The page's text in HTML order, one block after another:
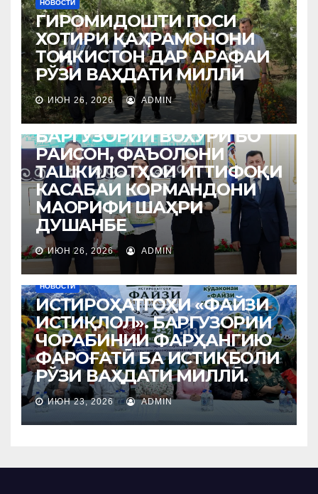
НОВОСТИ
ГИРОМИДОШТИ ПОСИ
ХОТИРИ ҚАҲРАМОНОНИ
ТОҶИКИСТОН ДАР АРАФАИ
РЎЗИ ВАҲДАТИ МИЛЛӢ
ИЮН 26, 2026 ADMIN
НОВОСТИ
БАРГУЗОРИИ ВОХЎРӢ БО
РАИСОН, ФАЪОЛОНИ
ТАШКИЛОТҲОИ ИТТИФОҚИ
КАСАБАИ КОРМАНДОНИ
МАОРИФИ ШАҲРИ
ДУШАНБЕ
ИЮН 26, 2026 ADMIN
НОВОСТИ
ИСТИРОҲАТГОҲИ «ФАЙЗИ
ИСТИҚЛОЛ». БАРГУЗОРИИ
ЧОРАБИНИИ ФАРҲАНГИЮ
ФАРОҒАТӢ БА ИСТИҚБОЛИ
РЎЗИ ВАҲДАТИ МИЛЛӢ.
ИЮН 23, 2026 ADMIN